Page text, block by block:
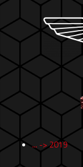
... -> 2019